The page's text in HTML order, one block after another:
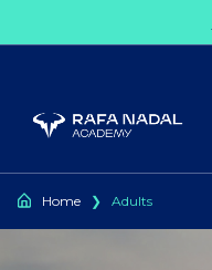
Home ❯ Adults